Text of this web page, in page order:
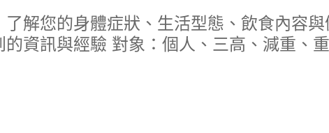
解您的身體症狀、生活型態、飲食內容
資訊與經驗 對象：個人、三高、減重、